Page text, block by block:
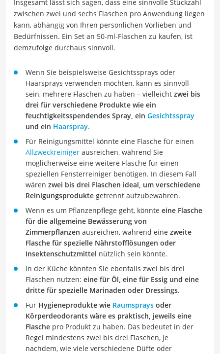
Insgesamt lässt sich sagen, dass eine sinnvolle Stückzahl
zwischen zwei und sechs Flaschen pro Anwendung liegen
kann, abhängig von Ihren persönlichen Vorlieben und
Bedürfnissen. Ein Set an 50-ml-Flaschen zu kaufen, ist
demzufolge durchaus sinnvoll.
Wenn Sie beispielsweise Gesichtssprays oder
Haarsprays verwenden möchten, kann es sinnvoll
sein, mehrere Flaschen zu haben – vielleicht zwei bis
drei für verschiedene Produkte wie ein
feuchtigkeitsspendendes Spray, ein Gesichtsspray
und ein Haarspray.
Für Reinigungsmittel könnte eine Flasche für einen
Allzweckreiniger ausreichen, während Sie
möglicherweise eine weitere Flasche für einen
speziellen Fensterreiniger benötigen. In diesem Fall
wären zwei bis drei Flaschen ideal, um verschiedene
Reinigungsprodukte getrennt aufzubewahren.
Wenn es um Pflanzenpflege geht, könnte eine Flasche
für die allgemeine Bewässerung von
Zimmerpflanzen ausreichen, während eine zweite
Flasche für spezielle Nährstofflösungen oder
Insektenschutzmittel nützlich sein könnte.
In der Küche könnten Sie ebenfalls zwei bis drei
Flaschen nutzen: eine für Öl, eine für Essig und eine
dritte für spezielle Marinaden oder Dressings.
Für Hygieneprodukte wie Raumsprays oder
Körperdeodorants wäre es praktisch, jeweils eine
Flasche pro Produkt zu haben. Das bedeutet in der
Regel mindestens zwei bis drei Flaschen, je
nachdem, wie viele verschiedene Düfte oder